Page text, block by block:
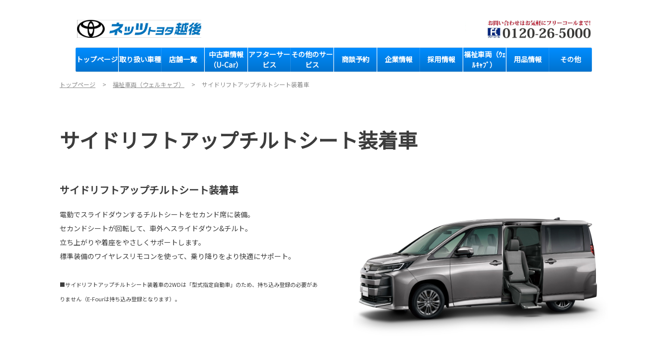
トップページ取り扱い車種 店舗一覧
中古車情報
（U-Car）
アフターサー
ビス
その他のサー
ビス
商談予約 企業情報 採用情報
福祉車両（ｳｪ
ﾙｷｬﾌﾞ）
用品情報 その他
トップページ 福祉車両（ウェルキャブ） サイドリフトアップチルトシート装着車
サイドリフトアップチルトシート装着車
サイドリフトアップチルトシート装着車
電動でスライドダウンするチルトシートをセカンド席に装備。
セカンドシートが回転して、車外へスライドダウン&チルト。
立ち上がりや着座をやさしくサポートします。
標準装備のワイヤレスリモコンを使って、乗り降りをより快適にサポート。
■サイドリフトアップチルトシート装着車の2WDは「型式指定自動車」のため、持ち込み登録の必要があ
りません（E-Fourは持ち込み登録となります）。